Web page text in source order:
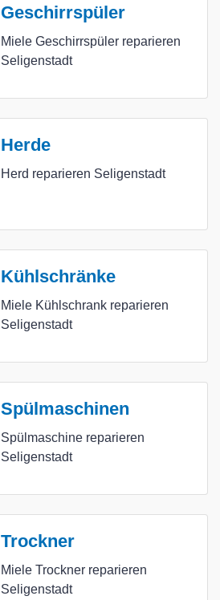
Geschirrspüler
Miele Geschirrspüler reparieren
Seligenstadt
Herde
Herd reparieren Seligenstadt
Kühlschränke
Miele Kühlschrank reparieren
Seligenstadt
Spülmaschinen
Spülmaschine reparieren
Seligenstadt
Trockner
Miele Trockner reparieren
Seligenstadt